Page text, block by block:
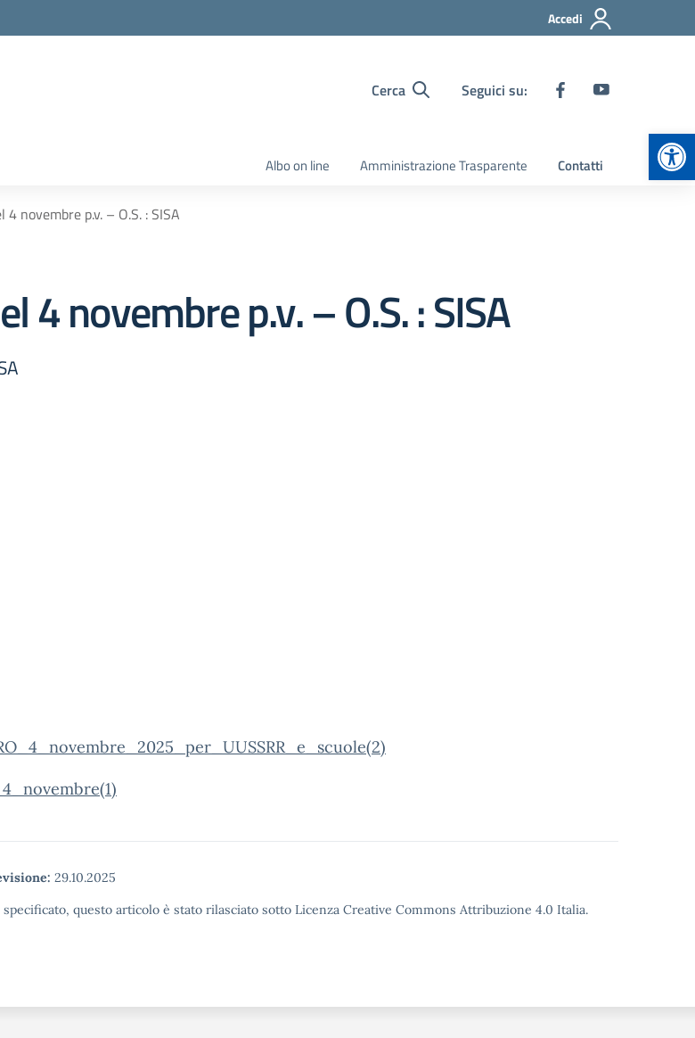
Accedi
Cerca Seguici su:
Albo on line Amministrazione Trasparente Contatti
novembre p.v. – O.S. : SISA
4 novembre p.v. – O.S. : SISA
29.10.2025
questo articolo è stato rilasciato sotto Licenza Creative Commons Attribuzione 4.0 Italia.